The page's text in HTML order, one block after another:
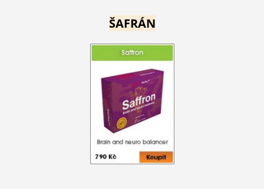
ŠAFRÁN